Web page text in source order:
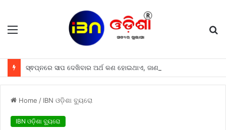
Menu
ସ୍ଵପ୍ନରେ ସାପ ଦେଖିବାର ଅର୍ଥ କଣ ହୋଇଥାଏ, ଜାଣନ୍ତୁ
Home / IBN ଓଡ଼ିଶା ବ୍ୟୁରୋ
IBN ଓଡ଼ିଶା ବ୍ୟୁରୋ